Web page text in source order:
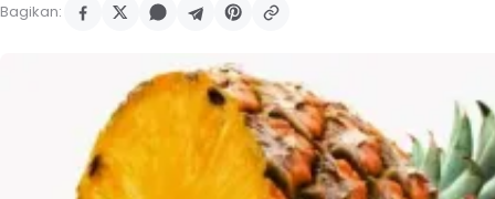
Bagikan: